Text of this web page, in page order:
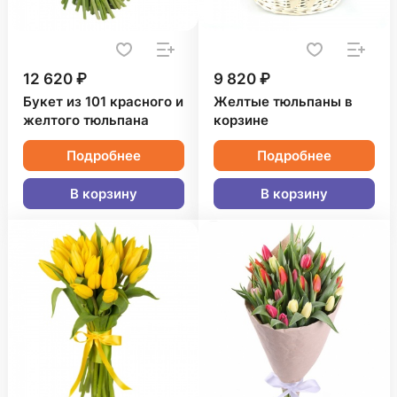
12 620 ₽
Букет из 101 красного и
желтого тюльпана
Подробнее
В корзину
9 820 ₽
Желтые тюльпаны в
корзине
Подробнее
В корзину